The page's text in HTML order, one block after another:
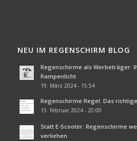
NEU IM REGENSCHIRM BLOG
Regenschirme als Werbeträger:
Rampenlicht
19. März 2024 - 15:54
Regenschirme Regel: Das
15. Februar 2024 - 20:00
Statt E-Scooter: Regenschirme
verliehen